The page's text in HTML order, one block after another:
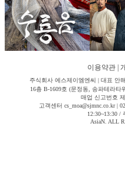
이용약관
주식회사 에스제이엠엔씨 | 대표 안
16층 B-1609호 (문정동, 송파테라타
매업 신고번호
고객센터 cs_moa@sjmnc.co.kr |
12:30~13:30 /
AsiaN. ALL